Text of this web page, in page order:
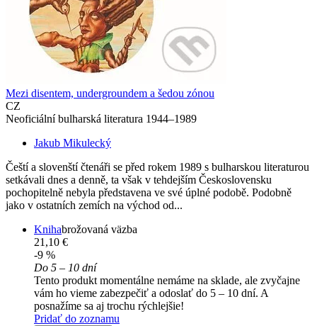
Mezi disentem, undergroundem a šedou zónou
CZ
Neoficiální bulharská literatura 1944–1989
Jakub Mikulecký
Čeští a slovenští čtenáři se před rokem 1989 s bulharskou literaturou
setkávali dnes a denně, ta však v tehdejším Československu
pochopitelně nebyla představena ve své úplné podobě. Podobně
jako v ostatních zemích na východ od...
Knihabrožovaná väzba
21,10 €
-9 %
Do 5 – 10 dní
Tento produkt momentálne nemáme na sklade, ale zvyčajne
vám ho vieme zabezpečiť a odoslať do 5 – 10 dní. A
posnažíme sa aj trochu rýchlejšie!
Pridať do zoznamu